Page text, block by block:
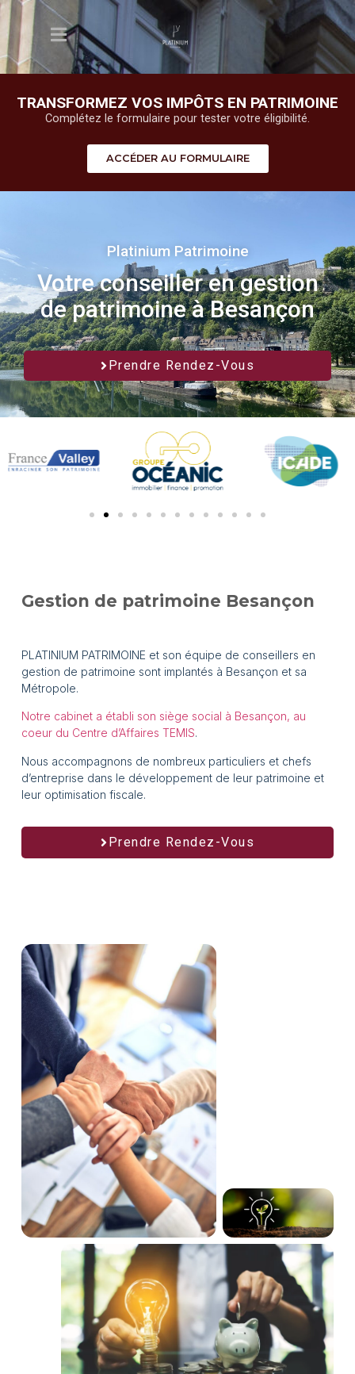
TRANSFORMEZ VOS IMPÔTS EN PATRIMOINE
Complétez le formulaire pour tester votre éligibilité.
ACCÉDER AU FORMULAIRE
Platinium Patrimoine
Votre conseiller en gestion
de patrimoine à Besançon
Prendre Rendez-Vous
Gestion de patrimoine Besançon
PLATINIUM PATRIMOINE et son équipe de conseillers en
gestion de patrimoine sont implantés à Besançon et sa
Métropole.
Notre cabinet a établi son siège social à Besançon, au
coeur du Centre d’Affaires TEMIS.
Nous accompagnons de nombreux particuliers et chefs
d’entreprise dans le développement de leur patrimoine et
leur optimisation fiscale.
Prendre Rendez-Vous